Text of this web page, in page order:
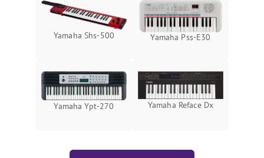
Yamaha Shs-500 Yamaha Pss-E30
Yamaha Ypt-270 Yamaha Reface Dx